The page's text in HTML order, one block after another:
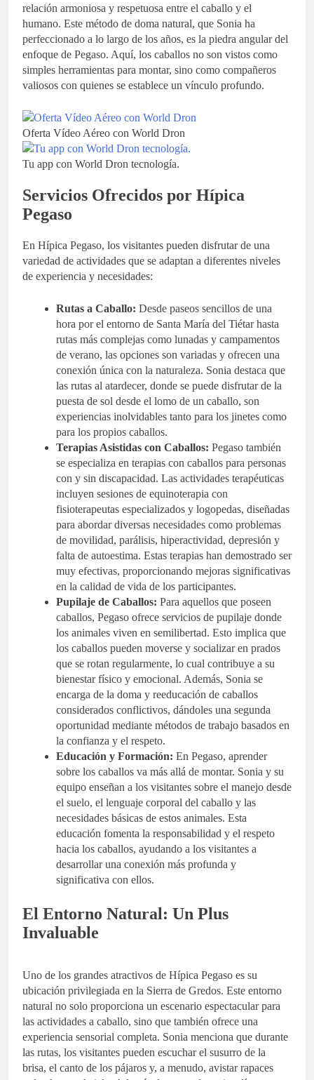
relación armoniosa y respetuosa entre el caballo y el
humano. Este método de doma natural, que Sonia ha
perfeccionado a lo largo de los años, es la piedra angular del
enfoque de Pegaso. Aquí, los caballos no son vistos como
simples herramientas para montar, sino como compañeros
valiosos con quienes se establece un vínculo profundo.
Oferta Vídeo Aéreo con World Dron
Tu app con World Dron tecnología.
Servicios Ofrecidos por Hípica
Pegaso
En Hípica Pegaso, los visitantes pueden disfrutar de una
variedad de actividades que se adaptan a diferentes niveles
de experiencia y necesidades:
Rutas a Caballo: Desde paseos sencillos de una
hora por el entorno de Santa María del Tiétar hasta
rutas más complejas como lunadas y campamentos
de verano, las opciones son variadas y ofrecen una
conexión única con la naturaleza. Sonia destaca que
las rutas al atardecer, donde se puede disfrutar de la
puesta de sol desde el lomo de un caballo, son
experiencias inolvidables tanto para los jinetes como
para los propios caballos.
Terapias Asistidas con Caballos: Pegaso también
se especializa en terapias con caballos para personas
con y sin discapacidad. Las actividades terapéuticas
incluyen sesiones de equinoterapia con
fisioterapeutas especializados y logopedas, diseñadas
para abordar diversas necesidades como problemas
de movilidad, parálisis, hiperactividad, depresión y
falta de autoestima. Estas terapias han demostrado ser
muy efectivas, proporcionando mejoras significativas
en la calidad de vida de los participantes.
Pupilaje de Caballos: Para aquellos que poseen
caballos, Pegaso ofrece servicios de pupilaje donde
los animales viven en semilibertad. Esto implica que
los caballos pueden moverse y socializar en prados
que se rotan regularmente, lo cual contribuye a su
bienestar físico y emocional. Además, Sonia se
encarga de la doma y reeducación de caballos
considerados conflictivos, dándoles una segunda
oportunidad mediante métodos de trabajo basados en
la confianza y el respeto.
Educación y Formación: En Pegaso, aprender
sobre los caballos va más allá de montar. Sonia y su
equipo enseñan a los visitantes sobre el manejo desde
el suelo, el lenguaje corporal del caballo y las
necesidades básicas de estos animales. Esta
educación fomenta la responsabilidad y el respeto
hacia los caballos, ayudando a los visitantes a
desarrollar una conexión más profunda y
significativa con ellos.
El Entorno Natural: Un Plus
Invaluable
Uno de los grandes atractivos de Hípica Pegaso es su
ubicación privilegiada en la Sierra de Gredos. Este entorno
natural no solo proporciona un escenario espectacular para
las actividades a caballo, sino que también ofrece una
experiencia sensorial completa. Sonia menciona que durante
las rutas, los visitantes pueden escuchar el susurro de la
brisa, el canto de los pájaros y, a menudo, avistar rapaces